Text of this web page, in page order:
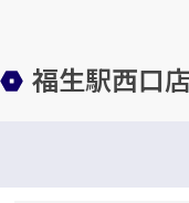
福生駅西口